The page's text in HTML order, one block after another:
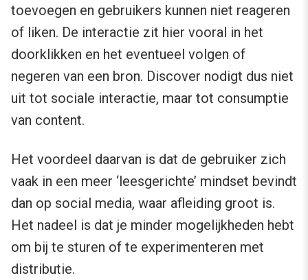
toevoegen en gebruikers kunnen niet reageren
of liken. De interactie zit hier vooral in het
doorklikken en het eventueel volgen of
negeren van een bron. Discover nodigt dus niet
uit tot sociale interactie, maar tot consumptie
van content.
Het voordeel daarvan is dat de gebruiker zich
vaak in een meer ‘leesgerichte’ mindset bevindt
dan op social media, waar afleiding groot is.
Het nadeel is dat je minder mogelijkheden hebt
om bij te sturen of te experimenteren met
distributie.